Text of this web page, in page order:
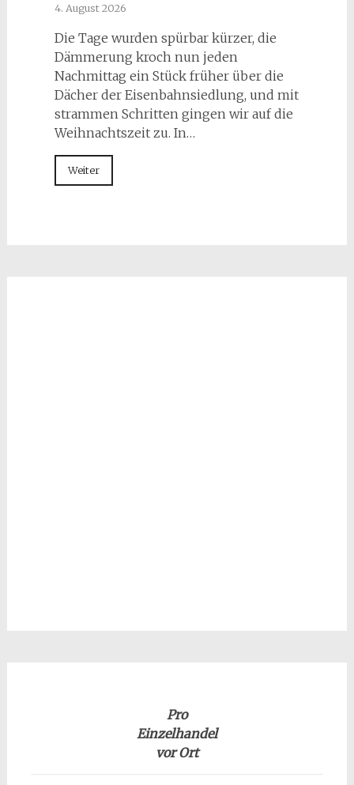
4. August 2026
Die Tage wurden spürbar kürzer, die
Dämmerung kroch nun jeden
Nachmittag ein Stück früher über die
Dächer der Eisenbahnsiedlung, und mit
strammen Schritten gingen wir auf die
Weihnachtszeit zu. In…
Weiter
Pro
Einzelhandel
vor Ort